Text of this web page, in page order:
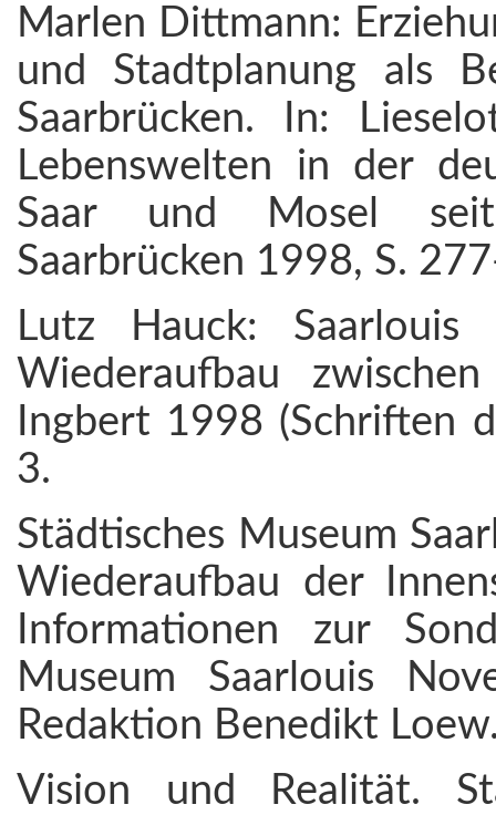
Marlen Dittmann:
und Stadtplanung als
Saarbrücken. In:
Lebenswelten in der
Saar und Mosel seit
Saarbrücken 1998, S.
Lutz Hauck:
Wiederaufbau
Ingbert 1998 (Schriften
3.
Städtisches Museum
Wiederaufbau der
Informationen zur
Museum Saarlouis
Redaktion Benedikt
Vision und Realität.